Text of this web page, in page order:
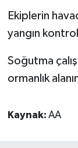
Ekiplerin
yangın kontrol
Soğutma
ormanlık
Kaynak: AA